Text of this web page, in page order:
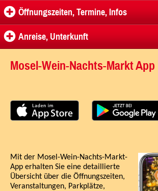
Öffnungszeiten, Termine, Infos
Anreise, Unterkunft
Mosel-Wein-Nachts-Markt App
Mit der Mosel-Wein-Nachts-Markt-
App erhalten Sie eine detaillierte
Übersicht über die Öffnungszeiten,
Veranstaltungen, Parkplätze,